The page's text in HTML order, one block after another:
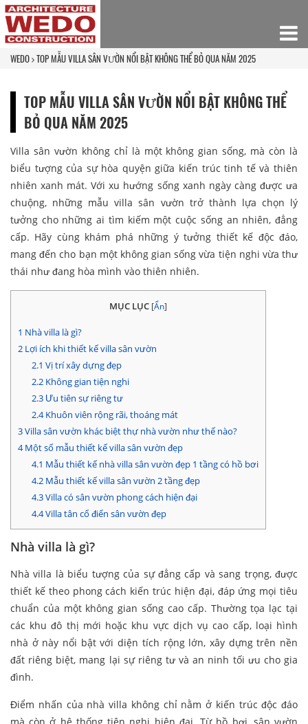
WEDO TOP MẪU VILLA SÂN VƯỜN NỔI BẬT KHÔNG THỂ BỎ QUA NĂM 2025
TOP MẪU VILLA SÂN VƯỜN NỔI BẬT KHÔNG THỂ
BỎ QUA NĂM 2025
Villa sân vườn không chỉ là một không gian sống, mà còn là
biểu tượng của sự hòa quyện giữa kiến trúc tinh tế và thiên
nhiên xanh mát. Với xu hướng sống xanh ngày càng được ưa
chuộng, những mẫu villa sân vườn trở thành lựa chọn lý
tưởng cho những ai tìm kiếm một cuộc sống an nhiên, đẳng
cấp. Hãy cùng khám phá những ý tưởng thiết kế độc đáo,
mang đến cho bạn một không gian sống vừa tiện nghi vừa thư
thái như đang hòa mình vào thiên nhiên.
MỤC LỤC [Ẩn]
1 Nhà villa là gì?
2 Lợi ích khi thiết kế villa sân vườn
2.1 Vị trí xây dựng đẹp
2.2Không gian tiện nghi
2.3Ưu tiên sự riêng tư
2.4Khuôn viên rộng rãi, thoáng mát
3Villa sân vườn khác biệt thự nhà vườn như thế nào?
4Một số mẫu thiết kế villa sân vườn đẹp
4.1 Mẫu thiết kế nhà villa sân vườn đẹp 1 tầng có hồ bơi
4.2Mẫu thiết kế villa sân vườn 2 tầng đẹp
4.3Villa có sân vườn phong cách hiện đại
4.4Villa tân cổ điển sân vườn đẹp
Nhà villa là gì?
Nhà villa là biểu tượng của sự đẳng cấp và sang trọng, được
thiết kế theo phong cách kiến trúc hiện đại, đáp ứng mọi tiêu
chuẩn của một không gian sống cao cấp. Thường tọa lạc tại
các khu đô thị mới hoặc khu vực dịch vụ cao cấp, loại hình
nhà ở này nổi bật với diện tích rộng lớn, xây dựng trên nền
đất riêng biệt, mang lại sự riêng tư và an ninh tối ưu cho gia
đình.
Điểm nhấn của nhà villa không chỉ nằm ở kiến trúc độc đáo